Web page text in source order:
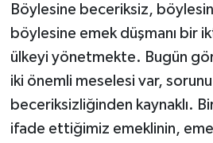
Böylesine beceriksiz,
böylesine emek düşmanı bir
ülkeyi yönetmekte. Bugün
iki önemli meselesi var, sorunu
beceriksizliğinden kaynaklı.
ifade ettiğimiz emeklinin,